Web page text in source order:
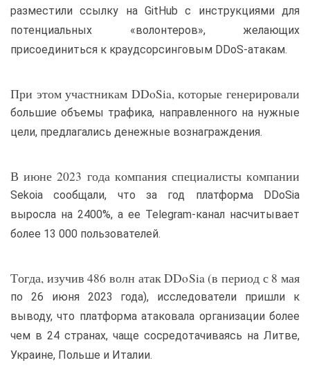
разместили ссылку на GitHub с инструкциями для
потенциальных «волонтеров», желающих
присоединиться к краудсорсинговым DDoS-атакам.
При этом участникам DDoSia, которые генерировали
большие объемы трафика, направленного на нужные
цели, предлагались денежные вознаграждения.
В июне 2023 года компания специалисты компании
Sekoia сообщали, что за год платформа DDoSia
выросла на 2400%, а ее Telegram-канал насчитывает
более 13 000 пользователей.
Тогда, изучив 486 волн атак DDoSia (в период с 8 мая
по 26 июня 2023 года), исследователи пришли к
выводу, что платформа атаковала организации более
чем в 24 странах, чаще сосредотачиваясь на Литве,
Украине, Польше и Италии.